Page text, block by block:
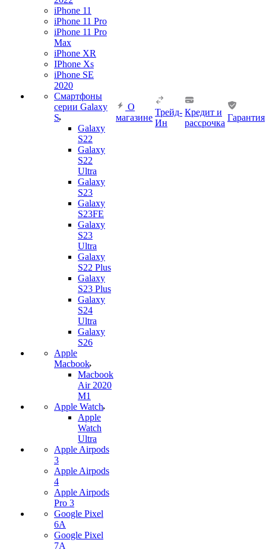
iPhone 11
iPhone 11 Pro
iPhone 11 Pro
Max
iPhone XR
IPhone Xs
iPhone SE
2020
Смартфоны
серии Galaxy
S
Galaxy
S22
Galaxy
S22
Ultra
Galaxy
S23
Galaxy
S23FE
Galaxy
S23
Ultra
Galaxy
S22 Plus
Galaxy
S23 Plus
Galaxy
S24
Ultra
Galaxy
S26
Apple
Macbook
Macbook
Air 2020
M1
Apple Watch
Apple
Watch
Ultra
Apple Airpods
3
Apple Airpods
4
Apple Airpods
Pro 3
Google Pixel
6A
Google Pixel
7А
О
магазине
Трейд-
Ин
Кредит и
рассрочка
Гарантия